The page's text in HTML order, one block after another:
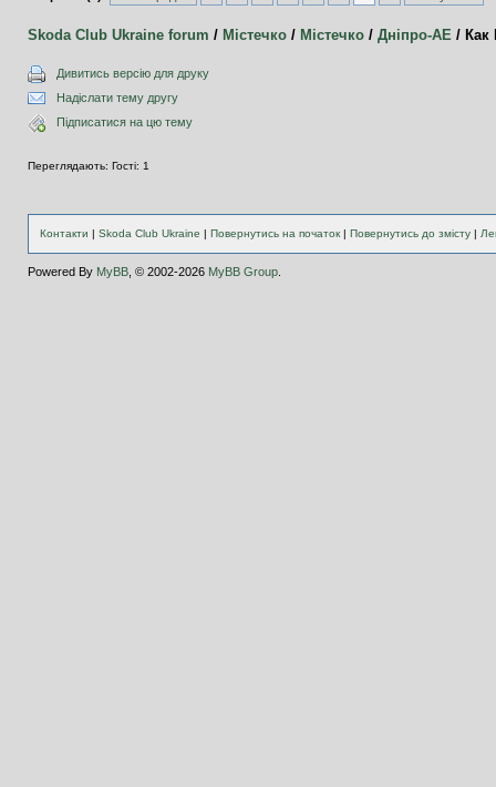
Skoda Club Ukraine forum / Містечко/ Містечко/ Дніпро-АЕ / Как
Дивитись версію для друку
Надіслати тему другу
Підписатися на цю тему
Переглядають: Гості: 1
Контакти | Skoda Club Ukraine | Повернутись на початок| Повернутись до змісту|
Powered By MyBB, © 2002-2026 MyBB Group.